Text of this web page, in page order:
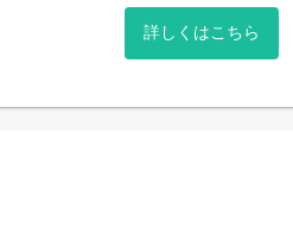
A型や一般就労を目指す、または
成していきます。）
詳しくはこちら